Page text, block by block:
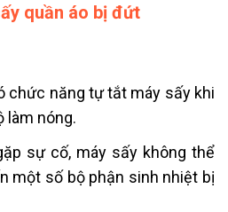
quần áo bị đứt
chức năng tự tắt máy sấy khi
làm nóng.
sự cố, máy sấy không thể
một số bộ phận sinh nhiệt bị